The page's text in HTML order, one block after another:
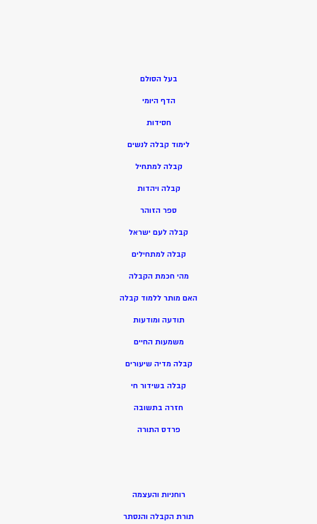
בעל הסולם
הדף היומי
חסידות
לימוד קבלה לנשים
קבלה למתחיל
קבלה ויהדות
ספר הזוהר
קבלה לעם ישראל
קבלה למתחילים
מהי חכמת הקבלה
האם מותר ללמוד קבלה
תודעה ומודעות
משמעות החיים
קבלה מדיה שיעורים
קבלה בשידור חי
חזרה בתשובה
פרדס התורה
רוחניות והעצמה
תורת הקבלה והנסתר